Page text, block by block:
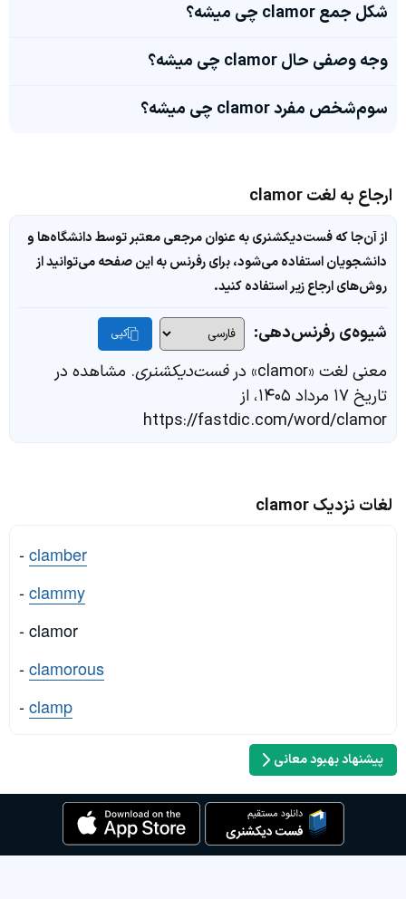
شکل جمع clamor چی میشه؟
وجه وصفی حال clamor چی میشه؟
سوم‌شخص مفرد clamor چی میشه؟
ارجاع به لغت clamor
از آن‌جا که فست‌دیکشنری به عنوان مرجعی معتبر توسط دانشگاه‌ها و
دانشجویان استفاده می‌شود، برای رفرنس به این صفحه می‌توانید از
روش‌های ارجاع زیر استفاده کنید.
شیوه‌ی رفرنس‌دهی: کپی
معنی لغت «clamor» در فست‌دیکشنری. مشاهده در
تاریخ ۱۷ مرداد ۱۴۰۵، از
https://fastdic.com/word/clamor
لغات نزدیک clamor
-clamber
-clammy
- clamor
-clamorous
-clamp
پیشنهاد بهبود معانی